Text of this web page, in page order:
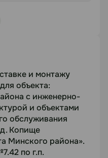
обслуживания
Минского района».
и монтажу
объекта:
с инженерно-
и объектами
обслуживания
Копище
Минского района».
по г.п.